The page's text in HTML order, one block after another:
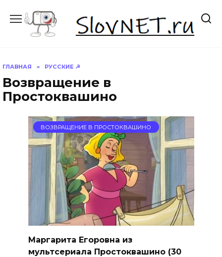
содержанию
ГЛАВНАЯ » РУССКИЕ ☭
Возвращение в
Простоквашино
ВОЗВРАЩЕНИЕ В ПРОСТОКВАШИНО
Маргарита Егоровна из
мультсериала Простоквашино (30